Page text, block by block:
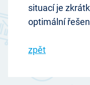
situací je
optimální
zpět